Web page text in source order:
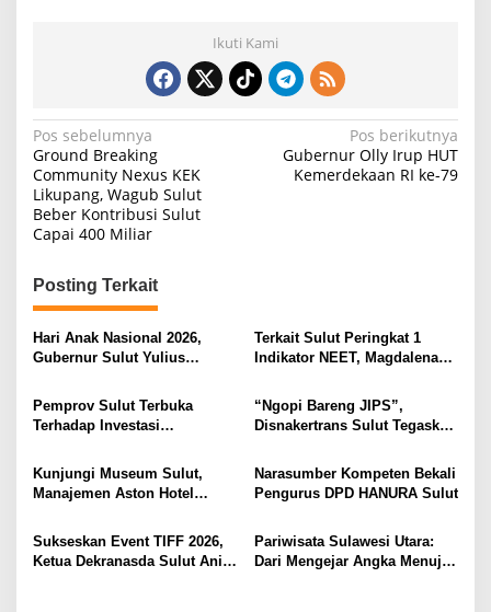
Ikuti Kami
N
a
v
i
a
s
i
o
Pos sebelumnya
Ground Breaking
Community Nexus KEK
Likupang, Wagub Sulut
Beber Kontribusi Sulut
Capai 400 Miliar
Pos berikutnya
Gubernur Olly Irup HUT
Kemerdekaan RI ke-79
Posting Terkait
Hari Anak Nasional 2026,
Gubernur Sulut Yulius
Ruang Aman Bagi Anak, di
Lingkungan Fisik Maupun di
Ruang Digital
Terkait Sulut Peringkat 1
Indikator NEET, Magdalena
Secara Proposional, Agar
Tidak Timbul Persepsi Keliru
Pemprov Sulut Terbuka
Terhadap Investasi
“Ngopi Bareng JIPS”,
Disnakertrans Sulut Tegaskan
Pekerja dari Ancaman PHK
Kunjungi Museum Sulut,
Manajemen Aston Hotel
Kebudayaan Ke Wisatawan
Narasumber Kompeten Bekali
Pengurus DPD HANURA Sulut
Sukseskan Event TIFF 2026,
Ketua Dekranasda Sulut Anik
Pariwisata Sulawesi Utara:
Dari Mengejar Angka Menuju